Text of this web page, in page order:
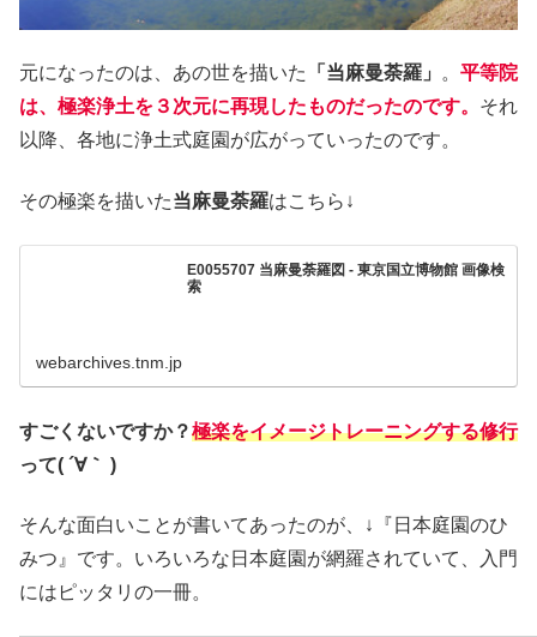
元になったのは、あの世を描いた 「当麻曼荼羅」 。 平等院
は、極楽浄土を３次元に再現したものだったのです。 それ
以降、各地に浄土式庭園が広がっていったのです。
その極楽を描いた当麻曼荼羅はこちら↓
E0055707 当麻曼荼羅図 - 東京国立博物館 画像検
索
webarchives.tnm.jp
すごくないですか？極楽をイメージトレーニングする修行
って( ´∀｀ )
そんな面白いことが書いてあったのが、↓『日本庭園のひ
みつ』です。いろいろな日本庭園が網羅されていて、入門
にはピッタリの一冊。